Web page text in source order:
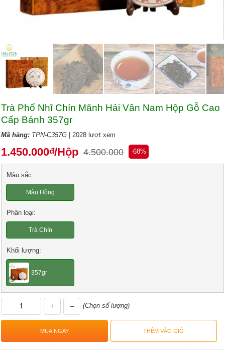
Trà Phổ Nhĩ Chín Mãnh Hải Vân Nam Hộp Gỗ Cao
Cấp Bánh 357gr
Mã hàng: TPN-C357G | 2028 lượt xem
1.450.000đ/Hộp 4.500.000 -68%
Màu sắc:
Màu Hồng
Phân loại:
Trà Chín
Khối lượng:
357gr
+ – (Chọn số lượng)